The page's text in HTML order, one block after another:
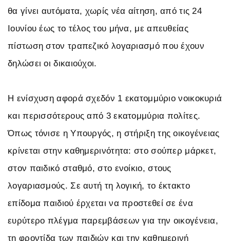
θα γίνει αυτόματα, χωρίς νέα αίτηση, από τις 24
Ιουνίου έως το τέλος του μήνα, με απευθείας
πίστωση στον τραπεζικό λογαριασμό που έχουν
δηλώσει οι δικαιούχοι.
Η ενίσχυση αφορά σχεδόν 1 εκατομμύριο νοικοκυριά
και περισσότερους από 3 εκατομμύρια πολίτες.
Όπως τόνισε η Υπουργός, η στήριξη της οικογένειας
κρίνεται στην καθημερινότητα: στο σούπερ μάρκετ,
στον παιδικό σταθμό, στο ενοίκιο, στους
λογαριασμούς. Σε αυτή τη λογική, το έκτακτο
επίδομα παιδιού έρχεται να προστεθεί σε ένα
ευρύτερο πλέγμα παρεμβάσεων για την οικογένεια,
τη φροντίδα των παιδιών και την καθημερινή